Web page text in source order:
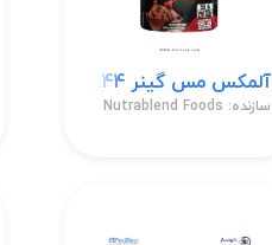
آلمکس مس گینر 5.44 کیلوگرم طعم شکلات فاج پودر
سازنده: Nutrablend Foods